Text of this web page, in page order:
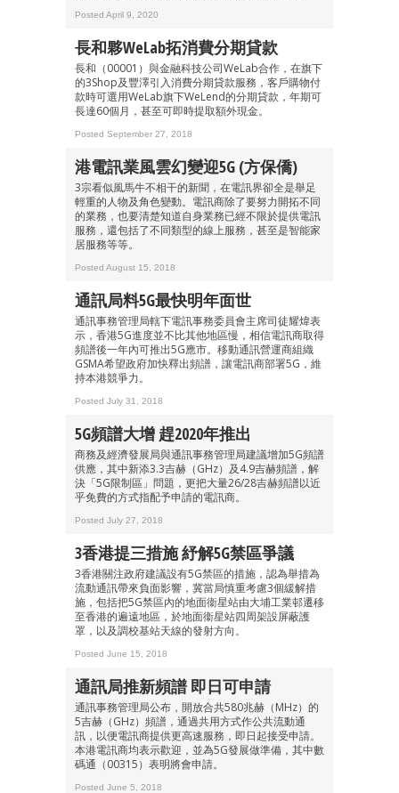
Posted April 9, 2020
長和夥WeLab拓消費分期貸款
長和（00001）與金融科技公司WeLab合作，在旗下
的3Shop及豐澤引入消費分期貸款服務，客戶購物付
款時可選用WeLab旗下WeLend的分期貸款，年期可
長達60個月，甚至可即時提取額外現金。
Posted September 27, 2018
港電訊業風雲幻變迎5G (方保僑)
3宗看似風馬牛不相干的新聞，在電訊界卻全是舉足
輕重的人物及角色變動。電訊商除了要努力開拓不同
的業務，也要清楚知道自身業務已經不限於提供電訊
服務，還包括了不同類型的線上服務，甚至是智能家
居服務等等。
Posted August 15, 2018
通訊局料5G最快明年面世
通訊事務管理局轄下電訊事務委員會主席司徒耀煒表
示，香港5G進度並不比其他地區慢，相信電訊商取得
頻譜後一年內可推出5G應市。移動通訊營運商組織
GSMA希望政府加快釋出頻譜，讓電訊商部署5G，維
持本港競爭力。
Posted July 31, 2018
5G頻譜大增 趕2020年推出
商務及經濟發展局與通訊事務管理局建議增加5G頻譜
供應，其中新添3.3吉赫（GHz）及4.9吉赫頻譜，解
決「5G限制區」問題，更把大量26/28吉赫頻譜以近
乎免費的方式指配予申請的電訊商。
Posted July 27, 2018
3香港提三措施 紓解5G禁區爭議
3香港關注政府建議設有5G禁區的措施，認為舉措為
流動通訊帶來負面影響，冀當局慎重考慮3個緩解措
施，包括把5G禁區內的地面衞星站由大埔工業邨遷移
至香港的遍遠地區，於地面衞星站四周架設屏蔽護
罩，以及調校基站天線的發射方向。
Posted June 15, 2018
通訊局推新頻譜 即日可申請
通訊事務管理局公布，開放合共580兆赫（MHz）的
5吉赫（GHz）頻譜，通過共用方式作公共流動通
訊，以便電訊商提供更高速服務，即日起接受申請。
本港電訊商均表示歡迎，並為5G發展做準備，其中數
碼通（00315）表明將會申請。
Posted June 5, 2018